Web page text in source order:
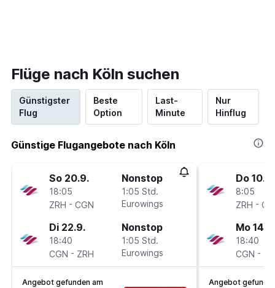
Flüge nach Köln suchen
Günstigster
Flug
Beste
Option
Last-
Minute
Nur
Hinflug
Günstige Flugangebote nach Köln
So 20.9.
18:05
ZRH - CGN
Nonstop
1:05 Std.
Eurowings
Di 22.9.
18:40
CGN - ZRH
Nonstop
1:05 Std.
Eurowings
Angebot gefunden am
Do 10.9.
8:05
ZRH -
Mo 14.9.
18:40
CGN -
Angebot